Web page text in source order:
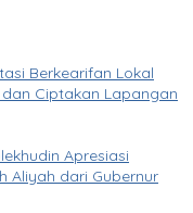
Berkearifan Lokal
Ciptakan Lapangan
Apresiasi
Aliyah dari Gubernur